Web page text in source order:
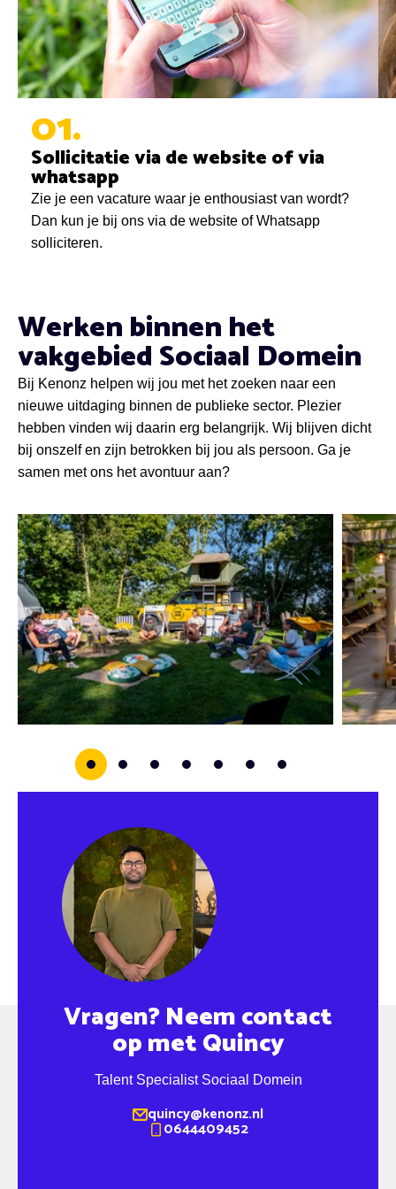
01
Sollicitatie via de website of via
whatsapp
Zie je een vacature waar je enthousiast van wordt?
Dan kun je bij ons via de website of Whatsapp
solliciteren.
Werken binnen het
vakgebied Sociaal Domein
Bij Kenonz helpen wij jou met het zoeken naar een
nieuwe uitdaging binnen de publieke sector. Plezier
hebben vinden wij daarin erg belangrijk. Wij blijven dicht
bij onszelf en zijn betrokken bij jou als persoon. Ga je
samen met ons het avontuur aan?
Vragen? Neem contact
op met Quincy
Talent Specialist Sociaal Domein
quincy@kenonz.nl
0644409452